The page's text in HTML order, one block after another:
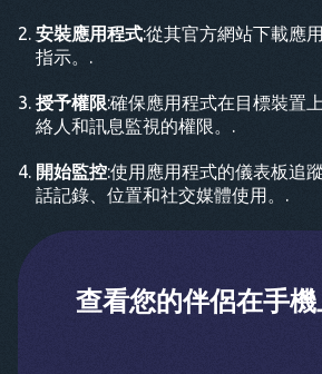
安裝應用程式:從其官方網站下載應
指示。.
授予權限:確保應用程式在目標裝置
絡人和訊息監視的權限。.
開始監控:使用應用程式的儀表板追
話記錄、位置和社交媒體使用。.
查看您的伴侶在手